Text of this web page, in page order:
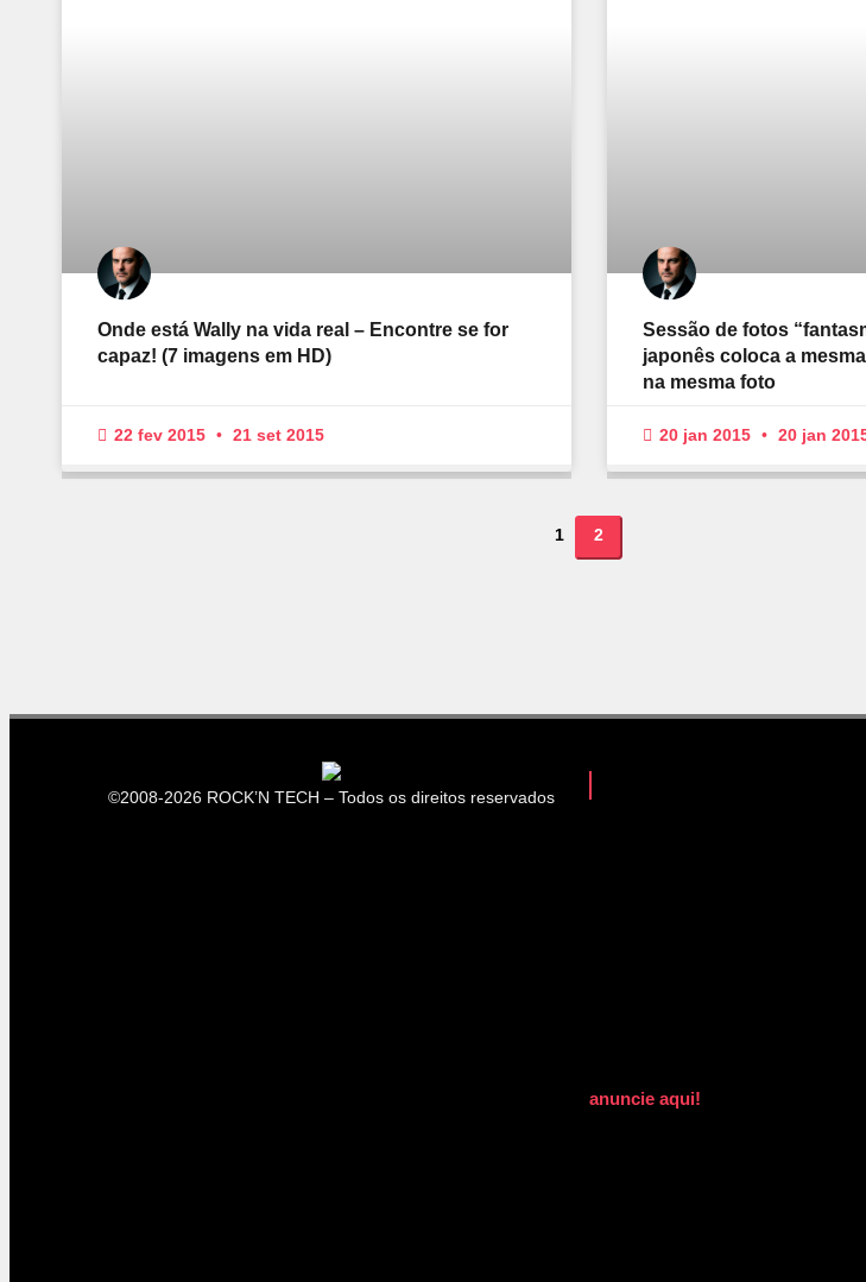
Onde está Wally na vida real – Encontre se for
capaz! (7 imagens em HD)
22 fev 2015 21 set 2015
Sessão de fotos
japonês coloca a
na mesma foto
20 jan 2015 20 jan
1 2
©2008-2026 ROCK’N TECH – Todos os direitos reservados
anuncie aqui!